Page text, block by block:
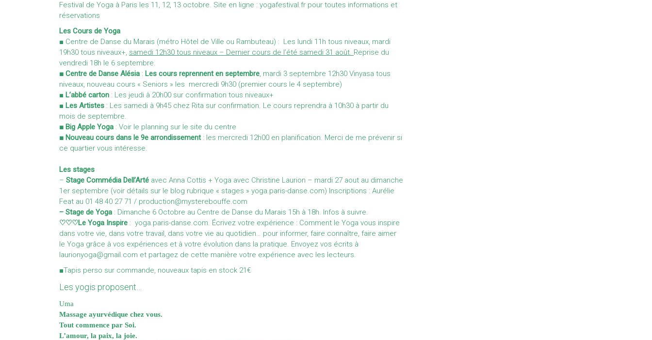
Festival de Yoga à Paris les 11, 12, 13 octobre. Site en ligne : yogafestival.fr pour toutes informations et
réservations
Les Cours de Yoga
■ Centre de Danse du Marais (métro Hôtel de Ville ou Rambuteau) : Les lundi 11h tous niveaux, mardi
19h30 tous niveaux+, samedi 12h30 tous niveaux – Dernier cours de l’été samedi 31 août. Reprise du
vendredi 18h le 6 septembre.
■ Centre de Danse Alésia : Les cours reprennent en septembre, mardi 3 septembre 12h30 Vinyasa tous
niveaux, nouveau cours « Seniors » les mercredi 9h30 (premier cours le 4 septembre)
■ L’abbé carton : Les jeudi à 20h00 sur confirmation tous niveaux+
■ Les Artistes : Les samedi à 9h45 chez Rita sur confirmation. Le cours reprendra à 10h30 à partir du
mois de septembre.
■ Big Apple Yoga : Voir le planning sur le site du centre
■ Nouveau cours dans le 9e arrondissement : les mercredi 12h00 en planification. Merci de me prévenir si
ce quartier vous intéresse.
Les stages
– Stage Commédia Dell’Arté avec Anna Cottis + Yoga avec Christine Laurion – mardi 27 aout au dimanche
1er septembre (voir détails sur le blog rubrique « stages » yoga.paris-danse.com) Inscriptions : Aurélie
Feat au 01 48 40 27 71 / production@mysterebouffe.com
– Stage de Yoga : Dimanche 6 Octobre au Centre de Danse du Marais 15h à 18h. Infos à suivre.
♡♡♡Le Yoga Inspire : yoga.paris-danse.com. Écrivez votre expérience : Comment le Yoga vous inspire
dans votre vie, dans votre travail, dans votre vie au quotidien… pour informer, faire connaître, faire aimer
le Yoga grâce à vos expériences et à votre évolution dans la pratique. Envoyez vos écrits à
laurionyoga@gmail.com et partagez de cette manière votre expérience avec les lecteurs.
■Tapis perso sur commande, nouveaux tapis en stock 21€
Les yogis proposent…
Uma
Massage ayurvédique chez vous.
Tout commence par Soi.
L’amour, la paix, la joie.